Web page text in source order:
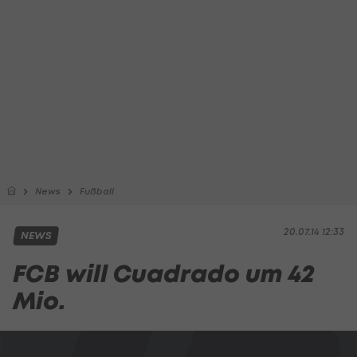
News Fußball
20.07.14 12:33
NEWS
FCB will Cuadrado um 42
Mio.